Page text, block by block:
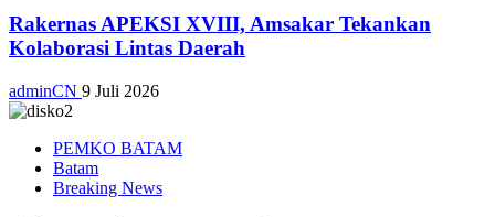
Rakernas APEKSI XVIII, Amsakar Tekankan
Kolaborasi Lintas Daerah
adminCN 9 Juli 2026
PEMKO BATAM
Batam
Breaking News